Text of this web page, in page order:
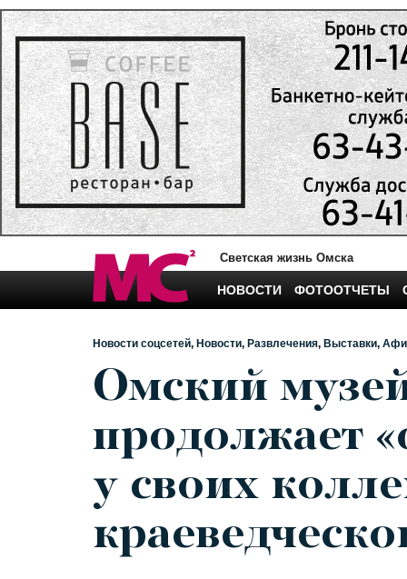
Светская жизнь Омска
НОВОСТИ ФОТООТЧЕТЫ
Новости соцсетей Новости Развлечения Выставки
Омский
продолжает
у своих